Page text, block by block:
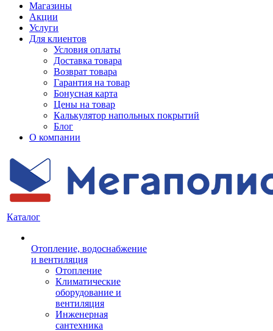
Магазины
Акции
Услуги
Для клиентов
Условия оплаты
Доставка товара
Возврат товара
Гарантия на товар
Бонусная карта
Цены на товар
Калькулятор напольных покрытий
Блог
О компании
Каталог
Отопление, водоснабжение
и вентиляция
Отопление
Климатические
оборудование и
вентиляция
Инженерная
сантехника